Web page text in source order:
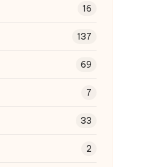
16
137
69
7
33
2